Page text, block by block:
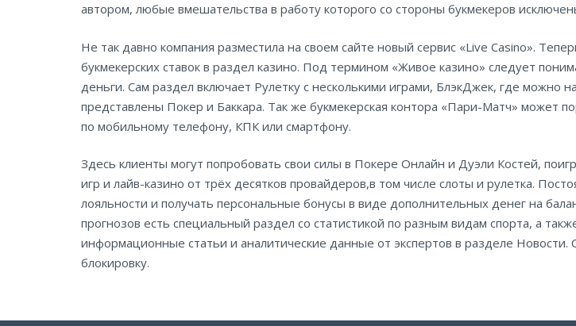
автором, любые вмешательства в работу которого со стороны букмекеров
Не так давно компания разместила на своем сайте новый сервис «Live Casino».
букмекерских ставок в раздел казино. Под термином «Живое казино» следует
деньги. Сам раздел включает Рулетку с несколькими играми, БлэкДжек, где можно
представлены Покер и Баккара. Так же букмекерская контора «Пари-Матч» может
по мобильному телефону, КПК или смартфону.
Здесь клиенты могут попробовать свои силы в Покере Онлайн и Дуэли Костей,
игр и лайв-казино от трёх десятков провайдеров,в том числе слоты и рулетка.
лояльности и получать персональные бонусы в виде дополнительных денег на
прогнозов есть специальный раздел со статистикой по разным видам спорта, а
информационные статьи и аналитические данные от экспертов в разделе
блокировку.